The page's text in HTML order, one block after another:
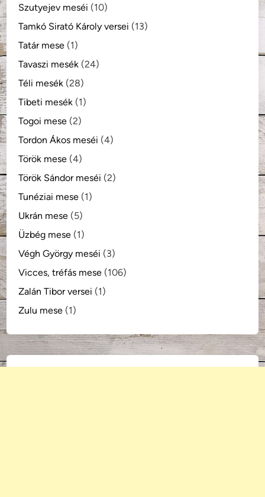
Szutyejev meséi (10)
Tamkó Sirató Károly versei (13)
Tatár mese (1)
Tavaszi mesék (24)
Téli mesék (28)
Tibeti mesék (1)
Togoi mese (2)
Tordon Ákos meséi (4)
Török mese (4)
Török Sándor meséi (2)
Tunéziai mese (1)
Ukrán mese (5)
Üzbég mese (1)
Végh György meséi (3)
Vicces, tréfás mese (106)
Zalán Tibor versei (1)
Zulu mese (1)